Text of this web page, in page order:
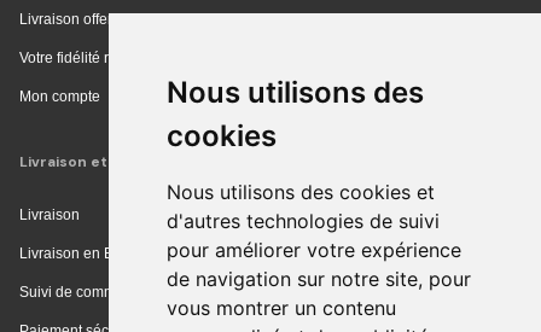
Nous utilisons des
cookies
Nous utilisons des cookies et
d'autres technologies de suivi
pour améliorer votre expérience
de navigation sur notre site, pour
vous montrer un contenu
Livraison offerte en magasin
Votre fidélité récompensée
Mon compte
Livraison et achat
Livraison
Livraison en Europe
Suivi de commande